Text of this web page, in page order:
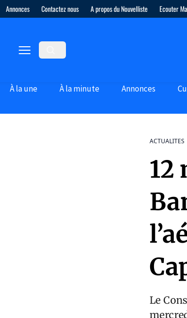
Annonces Contactez nous A propos du Nouvelliste Ecouter
À la une À la minute Annonces
ACTUALITES
12
Le